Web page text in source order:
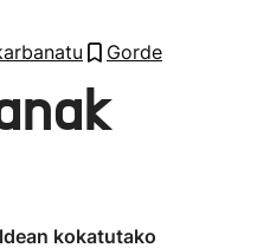
Azken berriak
Gorde
kokatutako